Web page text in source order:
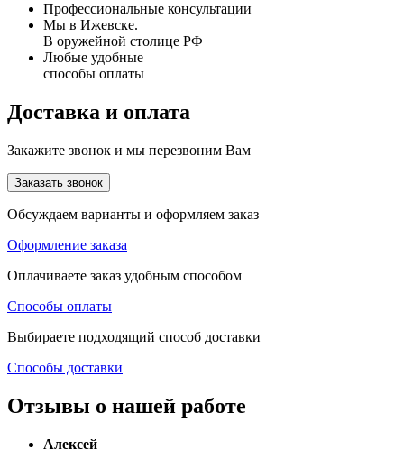
Профессиональные консультации
Мы в Ижевске.
В оружейной столице РФ
Любые удобные
способы оплаты
Доставка и оплата
Закажите звонок и мы перезвоним Вам
Заказать звонок
Обсуждаем варианты и оформляем заказ
Оформление заказа
Оплачиваете заказ удобным способом
Способы оплаты
Выбираете подходящий способ доставки
Способы доставки
Отзывы о нашей работе
Алексей